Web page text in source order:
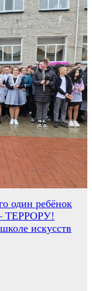
один ребёнок
ТЕРРОРУ!
искусств